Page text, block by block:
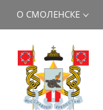
О СМОЛЕНСКЕ